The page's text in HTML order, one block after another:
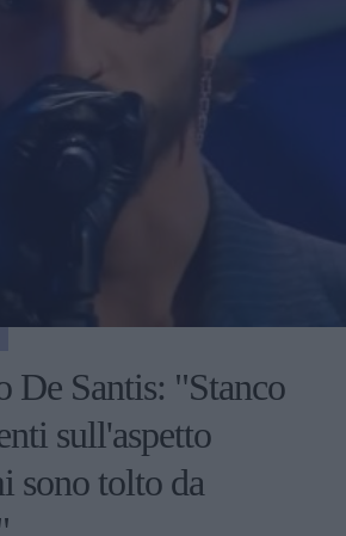
De Santis: "Stanco
sull'aspetto
sono tolto da